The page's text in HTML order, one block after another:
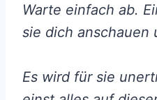
Warte einfach ab.
sie dich anschauen
Es wird für sie